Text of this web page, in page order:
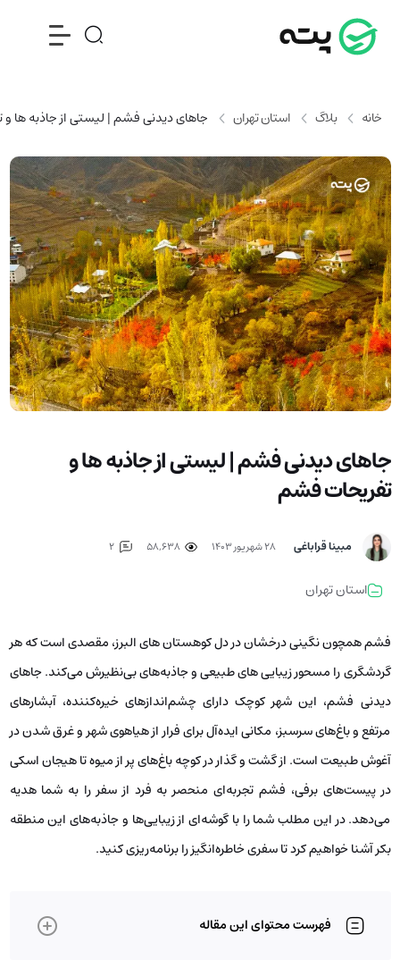
خانه بلاگ استان تهران جاهای دیدنی فشم | لیستی از جاذبه ها
جاهای دیدنی فشم | لیستی از جاذبه ها و
تفریحات فشم
مبینا قراباغی ۲۸ شهریور ۱۴۰۳ 58,638
2
استان تهران
فشم همچون نگینی درخشان در دل کوهستان های البرز، مقصدی است که هر
گردشگری را مسحور زیبایی های طبیعی و جاذبه‌های بی‌نظیرش می‌کند. جاهای
دیدنی فشم، این شهر کوچک دارای چشم‌اندازهای خیره‌کننده، آبشارهای
مرتفع و باغ‌های سرسبز، مکانی ایده‌آل برای فرار از هیاهوی شهر و غرق شدن در
آغوش طبیعت است. از گشت و گذار در کوچه باغ‌های پر از میوه تا هیجان اسکی
در پیست‌های برفی، فشم تجربه‌ای منحصر به فرد از سفر را به شما هدیه
می‌دهد. در این مطلب شما را با گوشه‌ای از زیبایی‌ها و جاذبه‌های این منطقه
بکر آشنا خواهیم کرد تا سفری خاطره‌انگیز را برنامه‌ریزی کنید.
فهرست محتوای این مقاله